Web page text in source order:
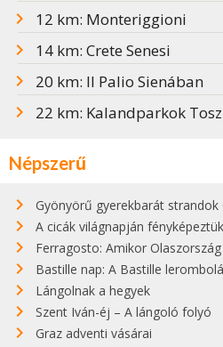
12 km: Monteriggioni
14 km: Crete Senesi
20 km: Il Palio Sienában
22 km: Kalandparkok
Népszerű
Gyönyörű gyerekbarát strandok
A cicák világnapján fényképeztük ezt a
Ferragosto: Amikor
Bastille nap: A Bastille lerombolása
Lángolnak a hegyek
Szent Iván-éj – A lángoló folyó
Graz adventi vásárai